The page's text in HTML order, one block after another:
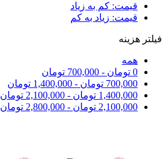
قیمت: کم به زیاد
قیمت: زیاد به کم
فیلتر هزینه
همه
0 تومان -
700,000 تومان
700,000 تومان -
1,400,000 تومان
1,400,000 تومان -
2,100,000 تومان
2,100,000 تومان -
2,800,000 تومان